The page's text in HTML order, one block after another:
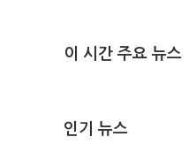
이 시간 주요 뉴스
인기 뉴스